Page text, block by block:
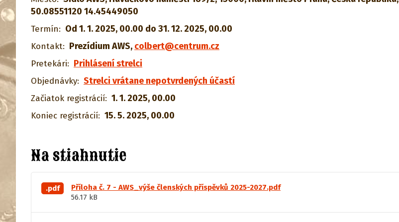
50.08551120 14.45449050
Termín: Od 1. 1. 2025, 00.00 do 31. 12. 2025, 00.00
Kontakt: Prezídium AWS, colbert@centrum.cz
Pretekári: Prihlásení strelci
Objednávky: Strelci vrátane nepotvrdených účastí
Začiatok registrácií: 1. 1. 2025, 00.00
Koniec registrácií: 15. 5. 2025, 00.00
Na stiahnutie
.pdf
Příloha č. 7 - AWS_výše členských příspěvků 2025-2027.pdf
56.17 kB